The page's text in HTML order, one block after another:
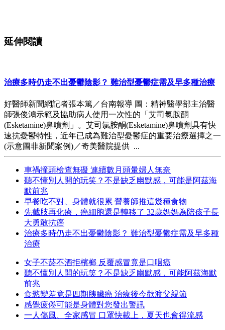
延伸閱讀
治療多時仍走不出憂鬱陰影？ 難治型憂鬱症需及早多種治療
好醫師新聞網記者張本篤／台南報導 圖：精神醫學部主治醫
師張俊鴻示範及協助病人使用一次性的「艾司氯胺酮
(Esketamine)鼻噴劑」。艾司氯胺酮(Esketamine)鼻噴劑具有快
速抗憂鬱特性，近年已成為難治型憂鬱症的重要治療選擇之一
(示意圖非新聞案例)／奇美醫院提供 ...
車禍撞頭檢查無礙 連續數月頭暈婦人無奈
聽不懂別人開的玩笑？不是缺乏幽默感，可能是阿茲海
默前兆
早餐吃不對、身體就很累 營養師推這幾種食物
先截肢再化療，癌細胞還是轉移了 32歲媽媽為陪孩子長
大勇敢抗癌
治療多時仍走不出憂鬱陰影？ 難治型憂鬱症需及早多種
治療
女子不菸不酒拒檳榔 反覆感冒竟是口咽癌
聽不懂別人開的玩笑？不是缺乏幽默感，可能阿茲海默
前兆
食慾變差竟是四期胰臟癌 治療後今歡渡父親節
感覺疲倦可能是身體對您發出警訊
一人傷風、全家感冒 口罩快載上，夏天也會得流感